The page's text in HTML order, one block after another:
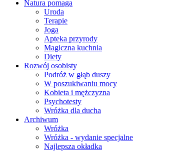
Natura pomaga
Uroda
Terapie
Joga
Apteka przyrody
Magiczna kuchnia
Diety
Rozwój osobisty
Podróż w głąb duszy
W poszukiwaniu mocy
Kobieta i mężczyzna
Psychotesty
Wróżka dla ducha
Archiwum
Wróżka
Wróżka - wydanie specjalne
Najlepsza okładka